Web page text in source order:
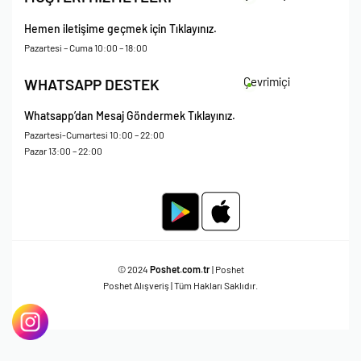
Çerez Politikası
Kişisel Verileri Koruma – Çerez ve Ticari İletişim Açık Rıza Metni
Mesafeli Satış Sözleşmesi
Hemen iletişime geçmek için Tıklayınız.
Pazartesi – Cuma 10:00 – 18:00
WHATSAPP DESTEK Çevrimiçi
Whatsapp’dan Mesaj Göndermek Tıklayınız.
Pazartesi-Cumartesi 10:00 – 22:00
Pazar 13:00 – 22:00
© 2024 Poshet.com.tr| Poshet
Poshet Alışveriş | Tüm Hakları Saklıdır.